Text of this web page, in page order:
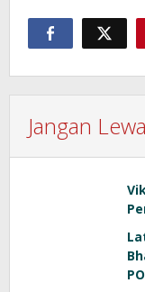
Jangan